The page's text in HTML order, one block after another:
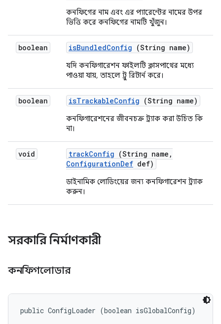
কনফিগের নাম এবং এর প্যারেন্টের নামের উপর
ভিত্তি করে কনফিগের নামটি খুঁজুন।
boolean isBundledConfig (String name)
যদি কনফিগারেশন ফাইলটি ক্লাসপাথের মধ্যে
পাওয়া যায়, তাহলে ট্রু রিটার্ন করে।
boolean isTrackableConfig (String name)
কনফিগারেশনের জীবনচক্র ট্র্যাক করা উচিত কি
না।
void trackConfig (String name ,
ConfigurationDef def)
ডাইনামিক লোডিংয়ের জন্য কনফিগারেশন ট্র্যাক
করুন।
সরকারি নির্মাণকারী
কনফিগলোডার
public ConfigLoader (boolean isGlobalConfig)